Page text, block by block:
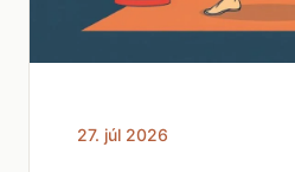
27. júl 2026